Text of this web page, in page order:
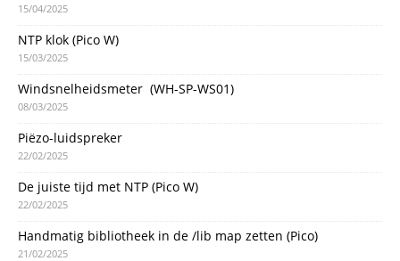
15/04/2025
NTP klok (Pico W)
15/03/2025
Windsnelheidsmeter (WH-SP-WS01)
08/03/2025
Piëzo-luidspreker
22/02/2025
De juiste tijd met NTP (Pico W)
22/02/2025
Handmatig bibliotheek in de /lib map zetten (Pico)
21/02/2025